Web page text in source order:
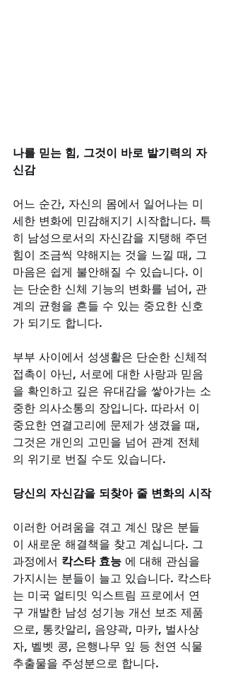
나를 믿는 힘, 그것이 바로 발기력의 자
신감
어느 순간, 자신의 몸에서 일어나는 미
세한 변화에 민감해지기 시작합니다. 특
히 남성으로서의 자신감을 지탱해 주던
힘이 조금씩 약해지는 것을 느낄 때, 그
마음은 쉽게 불안해질 수 있습니다. 이
는 단순한 신체 기능의 변화를 넘어, 관
계의 균형을 흔들 수 있는 중요한 신호
가 되기도 합니다.
부부 사이에서 성생활은 단순한 신체적
접촉이 아닌, 서로에 대한 사랑과 믿음
을 확인하고 깊은 유대감을 쌓아가는 소
중한 의사소통의 장입니다. 따라서 이
중요한 연결고리에 문제가 생겼을 때,
그것은 개인의 고민을 넘어 관계 전체
의 위기로 번질 수도 있습니다.
당신의 자신감을 되찾아 줄 변화의 시작
이러한 어려움을 겪고 계신 많은 분들
이 새로운 해결책을 찾고 계십니다. 그
과정에서 칵스타 효능 에 대해 관심을
가지시는 분들이 늘고 있습니다. 칵스타
는 미국 얼티밋 익스트림 프로에서 연
구 개발한 남성 성기능 개선 보조 제품
으로, 통캇알리, 음양곽, 마카, 벌사상
자, 벨벳 콩, 은행나무 잎 등 천연 식물
추출물을 주성분으로 합니다.